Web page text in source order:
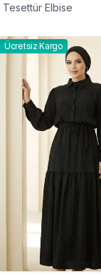
Tesettür Elbise
Ücretsiz Kargo